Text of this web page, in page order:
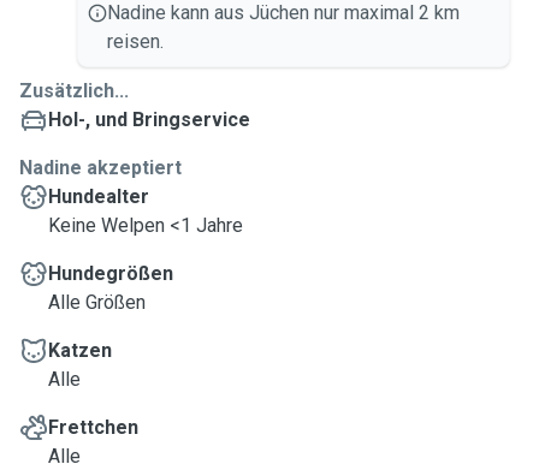
Nadine kann aus Jüchen nur maximal 2 km
reisen.
Zusätzlich...
Hol-, und Bringservice
Nadine akzeptiert
Hundealter
Keine Welpen <1 Jahre
Hundegrößen
Alle Größen
Katzen
Alle
Frettchen
Alle